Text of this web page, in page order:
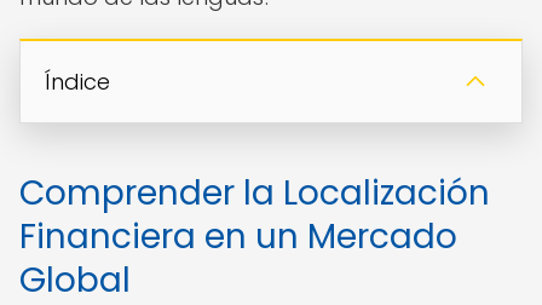
Índice
Comprender la Localización
Financiera en un Mercado
Global